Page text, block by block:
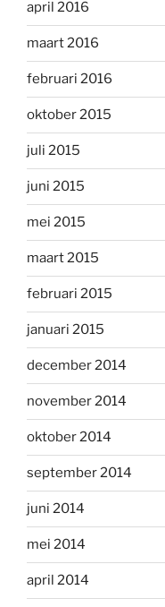
april 2016
maart 2016
februari 2016
oktober 2015
juli 2015
juni 2015
mei 2015
maart 2015
februari 2015
januari 2015
december 2014
november 2014
oktober 2014
september 2014
juni 2014
mei 2014
april 2014